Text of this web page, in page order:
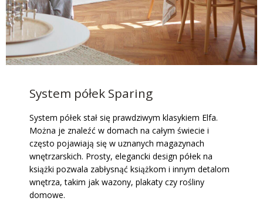
System półek Sparing
System półek stał się prawdziwym klasykiem Elfa.
Można je znaleźć w domach na całym świecie i
często pojawiają się w uznanych magazynach
wnętrzarskich. Prosty, elegancki design półek na
książki pozwala zabłysnąć książkom i innym detalom
wnętrza, takim jak wazony, plakaty czy rośliny
domowe.